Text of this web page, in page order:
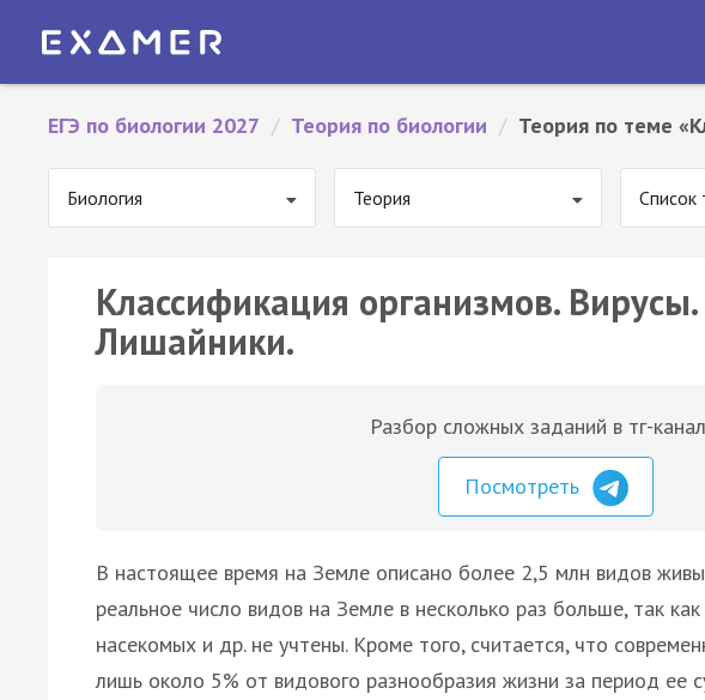
ЕГЭ по биологии 2027 / Теория по биологии / Теория по теме
Биология Теория Список
Классификация организмов.
Лишайники.
Разбор сложных заданий в тг-
Посмотреть
В настоящее время на Земле описано более 2,5 млн видов
реальное число видов на Земле в несколько раз больше, так
насекомых и др. не учтены. Кроме того, считается, что
лишь около 5% от видового разнообразия жизни за период ее